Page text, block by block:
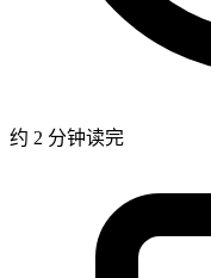
约 2 分钟读完